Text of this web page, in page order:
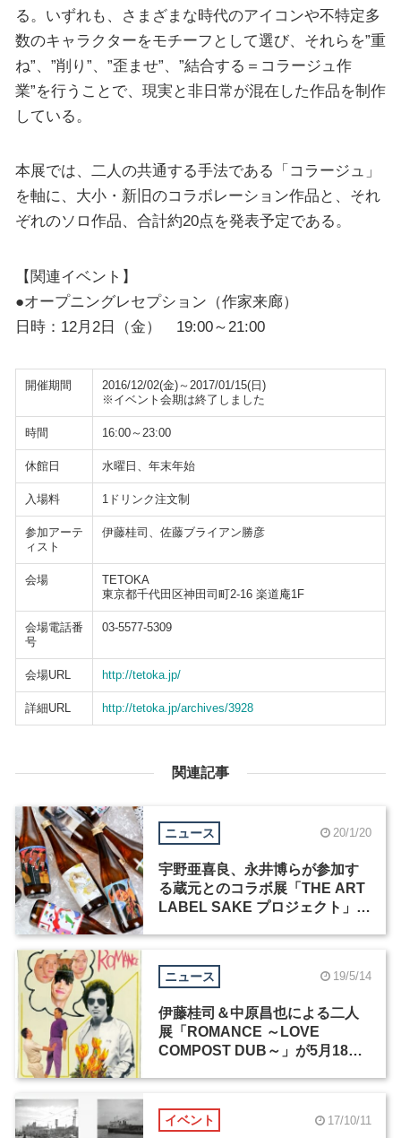
る。いずれも、さまざまな時代のアイコンや不特定多
数のキャラクターをモチーフとして選び、それらを”重
ね”、”削り”、”歪ませ”、”結合する＝コラージュ作
業”を行うことで、現実と非日常が混在した作品を制作
している。
本展では、二人の共通する手法である「コラージュ」
を軸に、大小・新旧のコラボレーション作品と、それ
ぞれのソロ作品、合計約20点を発表予定である。
【関連イベント】
●オープニングレセプション（作家来廊）
日時：12月2日（金） 19:00～21:00
開催期間
2016/12/02(金)～2017/01/15(日)
※イベント会期は終了しました
時間 16:00～23:00
休館日 水曜日、年末年始
入場料 1ドリンク注文制
参加アーテ
ィスト
伊藤桂司、佐藤ブライアン勝彦
会場
TETOKA
東京都千代田区神田司町2-16 楽道庵1F
会場電話番
号
03-5577-5309
会場URL http://tetoka.jp/
詳細URL http://tetoka.jp/archives/3928
関連記事
ニュース 20/1/20
宇野亜喜良、永井博らが参加す
る蔵元とのコラボ展「THE ART
LABEL SAKE プロジェクト」が
ニュース 19/5/14
伊藤桂司＆中原昌也による二人
展「ROMANCE ～LOVE
COMPOST DUB～」が5月18日
イベント 17/10/11